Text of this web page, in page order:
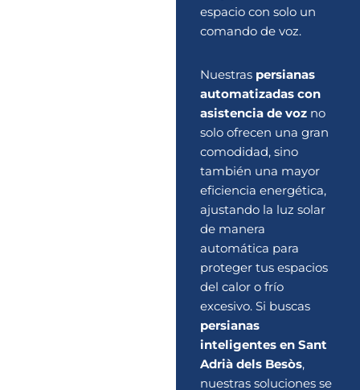
espacio con solo un
comando de voz.
Nuestras persianas
automatizadas con
asistencia de vozno
solo ofrecen una gran
comodidad, sino
también una mayor
eficiencia energética,
ajustando la luz solar
de manera
automática para
proteger tus espacios
del calor o frío
excesivo. Si buscas
persianas
inteligentes en Sant
Adrià dels Besòs,
nuestras soluciones se